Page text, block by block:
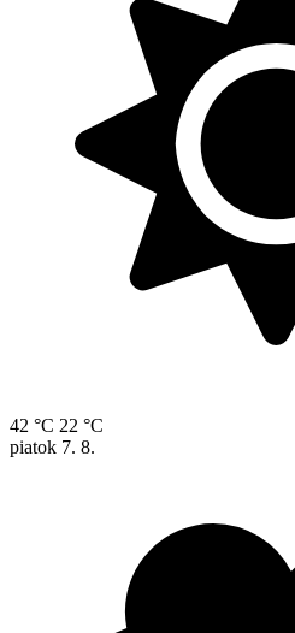
42 °C 22 °C
piatok 7. 8.